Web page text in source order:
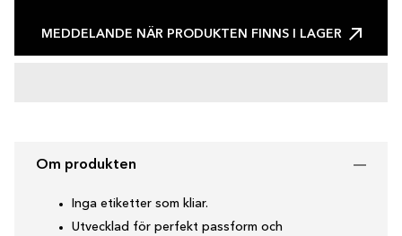
MEDDELANDE NÄR PRODUKTEN FINNS I LAGER
Om produkten
Inga etiketter som kliar.
Utvecklad för perfekt passform och